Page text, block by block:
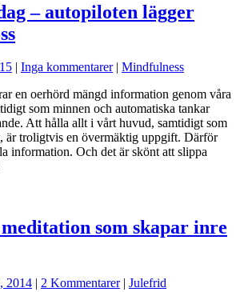
– autopiloten lägger
| Inga kommentarer| Mindfulness
en oerhörd mängd information genom våra
som minnen och automatiska tankar
Att hålla allt i vårt huvud, samtidigt som
är troligtvis en övermäktig uppgift. Därför
information. Och det är skönt att slippa
som skapar inre
2014 | 2 Kommentarer| Julefrid